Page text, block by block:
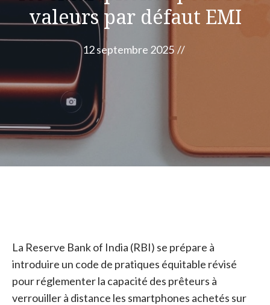
valeurs par défaut EMI
12 septembre 2025 //
La Reserve Bank of India (RBI) se prépare à
introduire un code de pratiques équitable révisé
pour réglementer la capacité des prêteurs à
verrouiller à distance les smartphones achetés sur